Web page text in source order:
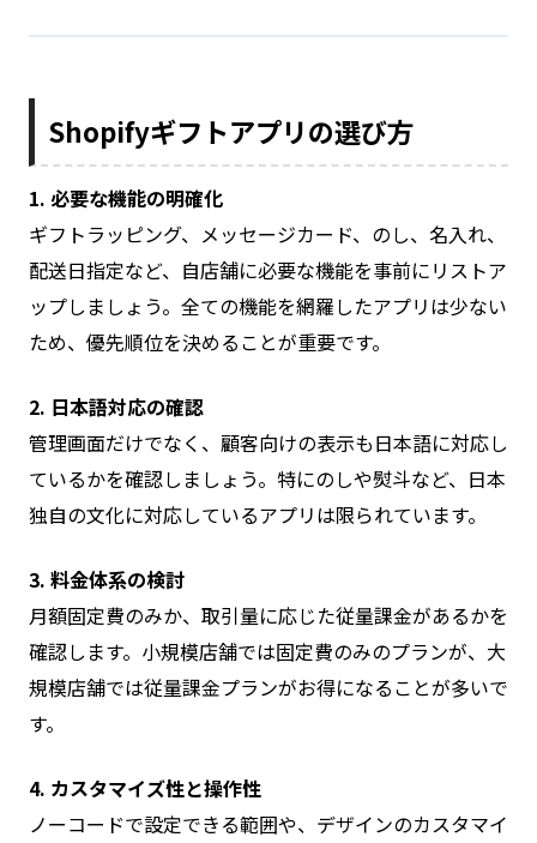
Shopifyギフトアプリの選び方
1. 必要な機能の明確化
ギフトラッピング、メッセージカード、のし、名入れ、
配送日指定など、自店舗に必要な機能を事前にリストア
ップしましょう。全ての機能を網羅したアプリは少ない
ため、優先順位を決めることが重要です。
2. 日本語対応の確認
管理画面だけでなく、顧客向けの表示も日本語に対応し
ているかを確認しましょう。特にのしや熨斗など、日本
独自の文化に対応しているアプリは限られています。
3. 料金体系の検討
月額固定費のみか、取引量に応じた従量課金があるかを
確認します。小規模店舗では固定費のみのプランが、大
規模店舗では従量課金プランがお得になることが多いで
す。
4. カスタマイズ性と操作性
ノーコードで設定できる範囲や、デザインのカスタマイ